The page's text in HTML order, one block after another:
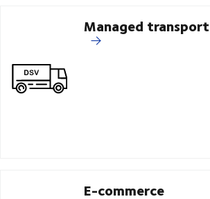
Managed transport
E-commerce